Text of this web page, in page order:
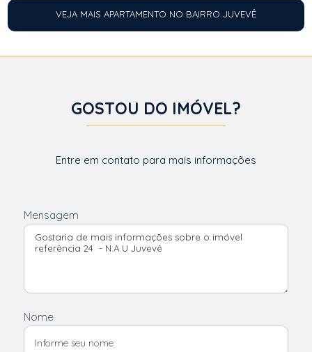
VEJA MAIS APARTAMENTO NO BAIRRO JUVEVÊ
GOSTOU DO IMÓVEL?
Entre em contato para mais informações
Mensagem
Nome